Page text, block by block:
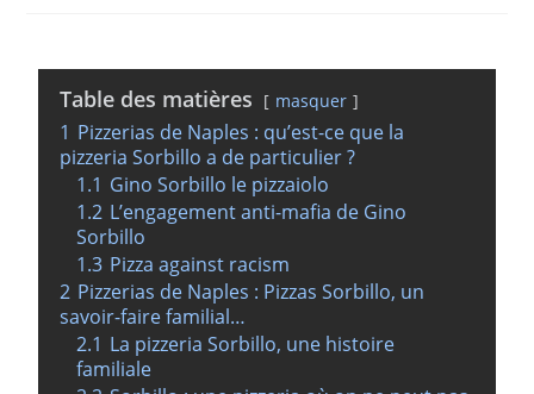
Table des matières masquer
1 Pizzerias de Naples : qu’est-ce que la
pizzeria Sorbillo a de particulier ?
1.1 Gino Sorbillo le pizzaiolo
1.2 L’engagement anti-mafia de Gino
Sorbillo
1.3 Pizza against racism
2 Pizzerias de Naples : Pizzas Sorbillo, un
savoir-faire familial…
2.1 La pizzeria Sorbillo, une histoire
familiale